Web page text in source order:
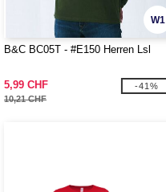
W1
B&C BC05T - #E150 Herren Lsl
5,99 CHF
10,21 CHF
-41%